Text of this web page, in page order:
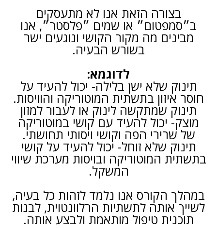
בצורה הזאת אנו לא מתעסקים
ב״סמפטום״ או שמים ״פלסטר״, אנו
מבינים מה מקור הקושי ונוגעים ישר
בשורש הבעיה.
לדוגמא:
תינוק שלא ישן בלילה- יכול להעיד על
חוסר איזון בתשתית המוטוריקה והוויסות.
תינוק שמתקשה לינוק או לעבור למזון
מוצק- יכול להעיד עם קושי במוטוריקה
של שרירי הפה וקושי ויסותי תחושתי.
תינוק שלא זוחל- יכול להעיד על קושי
בתשתית המוטוריקה ובויסות מערכת שיווי
המשקל.
במהלך הקורס אנו נלמד לזהות כל בעיה,
לשייך אותה לתשתיות הרלוונטוית, לבנות
תוכנית טיפול מותאמת ולבצע אותה.